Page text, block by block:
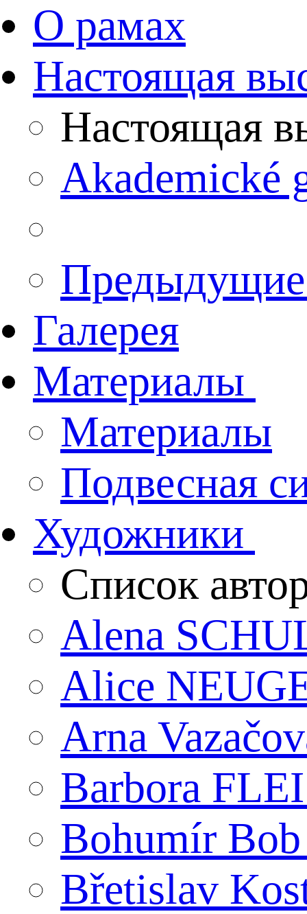
О рамах
Настоящая
Настоящая
Akademické
Предыдущие
Галерея
Материалы
Материалы
Подвесная
Художники
Список
Alena
Alice
Arna
Barbora
Bohumír
Břetislav